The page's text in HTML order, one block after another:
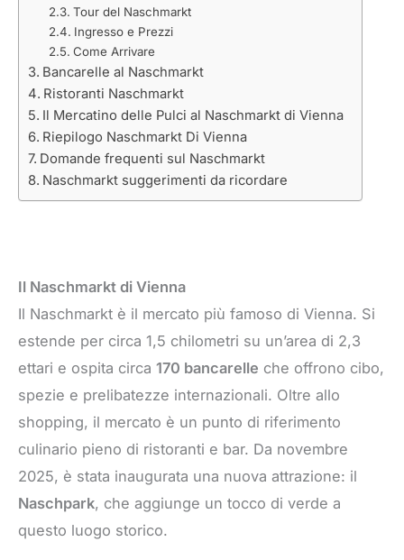
Tour del Naschmarkt
Ingresso e Prezzi
Come Arrivare
Bancarelle al Naschmarkt
Ristoranti Naschmarkt
Il Mercatino delle Pulci al Naschmarkt di Vienna
Riepilogo Naschmarkt Di Vienna
Domande frequenti sul Naschmarkt
Naschmarkt suggerimenti da ricordare
Il Naschmarkt di Vienna
Il Naschmarkt è il mercato più famoso di Vienna. Si
estende per circa 1,5 chilometri su un’area di 2,3
ettari e ospita circa 170 bancarelle che offrono cibo,
spezie e prelibatezze internazionali. Oltre allo
shopping, il mercato è un punto di riferimento
culinario pieno di ristoranti e bar. Da novembre
2025, è stata inaugurata una nuova attrazione: il
Naschpark, che aggiunge un tocco di verde a
questo luogo storico.